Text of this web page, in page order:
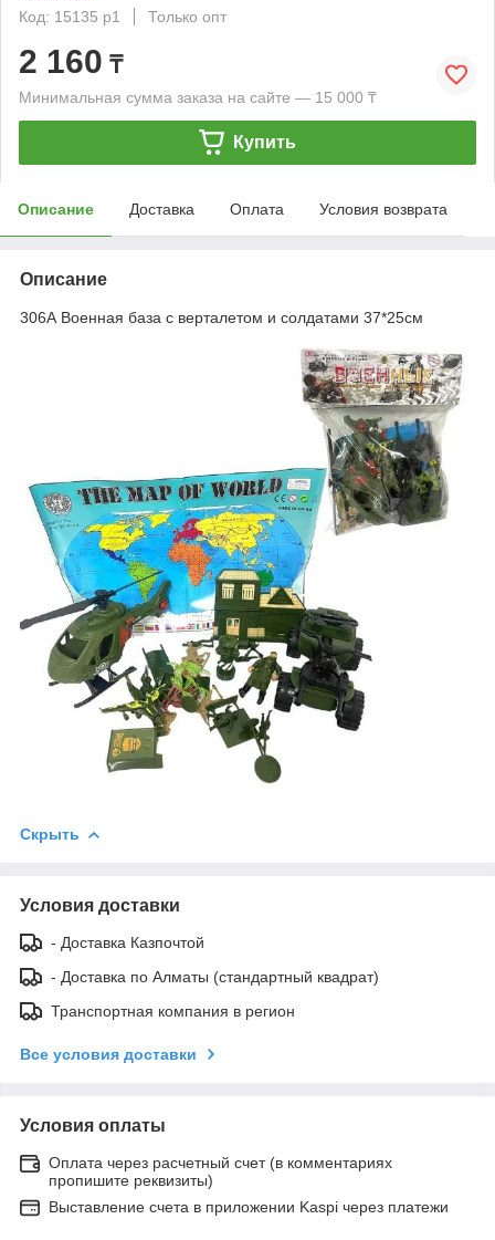
Код: 15135 р1
Только опт
2 160 ₸
Минимальная сумма заказа на сайте — 15 000 ₸
Купить
Описание Доставка Оплата Условия возврата
Описание
306А Военная база с верталетом и солдатами 37*25см
Скрыть
Условия доставки
- Доставка Казпочтой
- Доставка по Алматы (стандартный квадрат)
Транспортная компания в регион
Все условия доставки
Условия оплаты
Оплата через расчетный счет (в комментариях
пропишите реквизиты)
Выставление счета в приложении Kaspi через платежи